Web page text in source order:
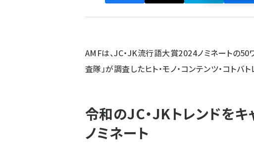
AMFは、JC・JK流行語大賞2024ノミネートの
査隊」が調査したヒト・モノ・コンテンツ・コトバ
令和のJC・JKトレンドを
ノミネート